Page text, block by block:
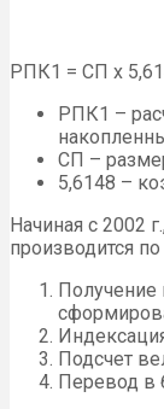
РПК1 = СП х
РПК1 –
СП –
5,6148 –
Начиная с 2002
производится
Получение
Подсчет
Перевод в